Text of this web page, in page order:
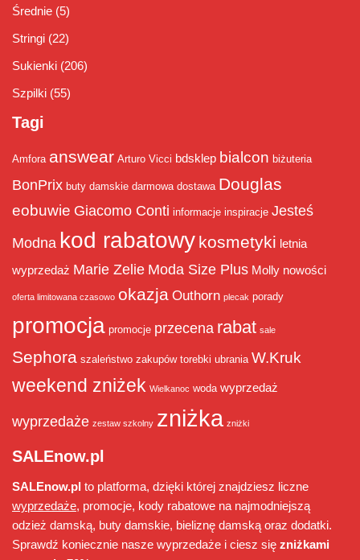
Średnie (5)
Stringi (22)
Sukienki (206)
Szpilki (55)
Tagi
Amfora answear Arturo Vicci bdsklep bialcon biżuteria
BonPrix buty damskie darmowa dostawa Douglas
eobuwie Giacomo Conti informacje inspiracje Jesteś
Modna kod rabatowy kosmetyki letnia
wyprzedaż Marie Zelie Moda Size Plus Molly nowości
oferta limitowana czasowo okazja Outhorn plecak porady
promocja promocje przecena rabat sale
Sephora szaleństwo zakupów torebki ubrania W.Kruk
weekend zniżek Wielkanoc woda wyprzedaż
wyprzedaże zestaw szkolny zniżka zniżki
SALEnow.pl
SALEnow.pl to platforma, dzięki której znajdziesz liczne
wyprzedaże, promocje, kody rabatowe na najmodniejszą
odzież damską, buty damskie, bieliznę damską oraz dodatki.
Sprawdź koniecznie nasze wyprzedaże i ciesz się zniżkami